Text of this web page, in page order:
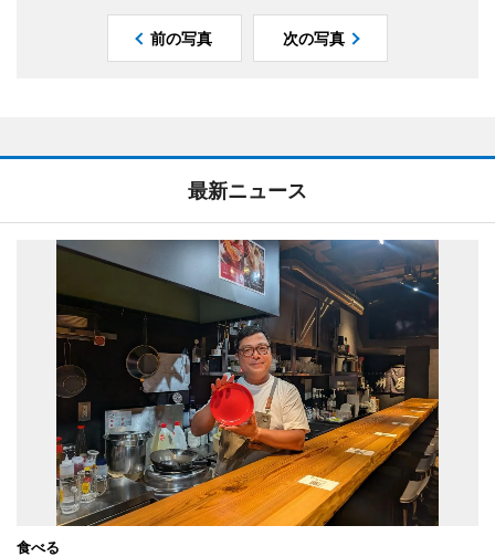
前の写真 次の写真
最新ニュース
食べる